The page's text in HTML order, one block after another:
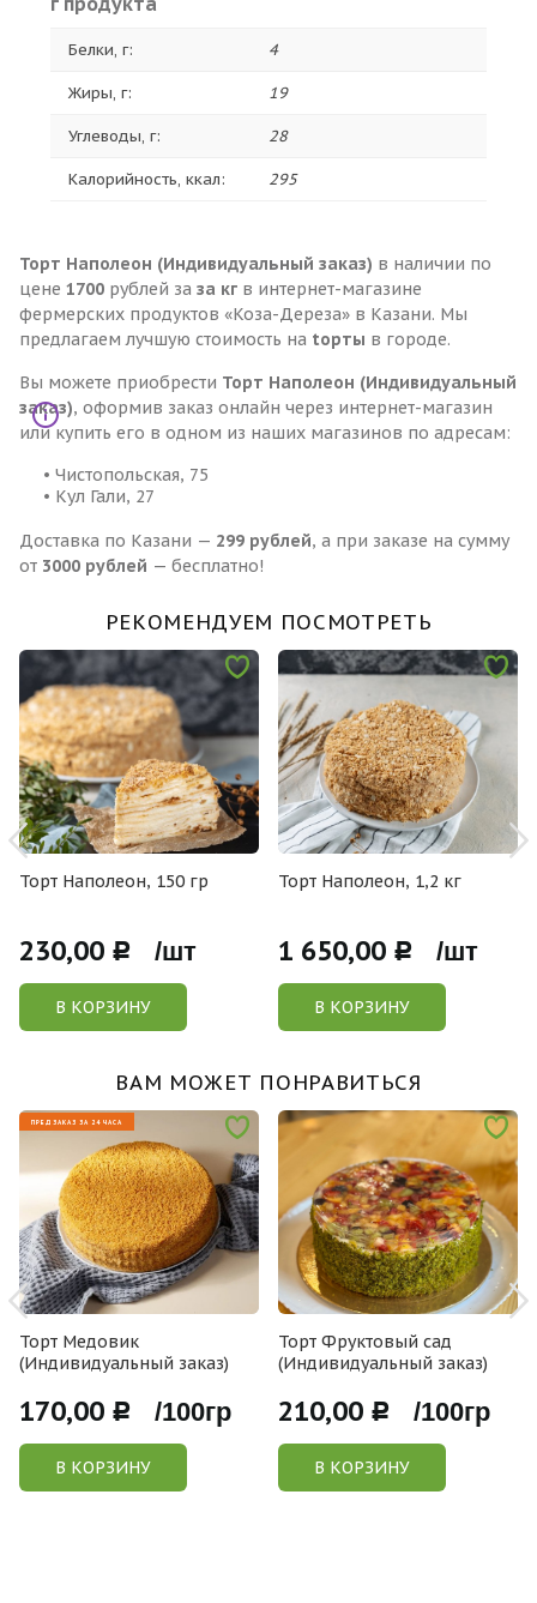
Белки, г: 4
Жиры, г: 19
Углеводы, г: 28
Калорийность, ккал: 295
Торт Наполеон (Индивидуальный заказ) в наличии по
цене 1700 рублей за за кг в интернет-магазине
фермерских продуктов «Коза-Дереза» в Казани. Мы
предлагаем лучшую стоимость на tорты в городе.
Вы можете приобрести Торт Наполеон (Индивидуальный
заказ), оформив заказ онлайн через интернет-магазин
или купить его в одном из наших магазинов по адресам:
• Чистопольская, 75
• Кул Гали, 27
Доставка по Казани — 299 рублей, а при заказе на сумму
от 3000 рублей — бесплатно!
РЕКОМЕНДУЕМ ПОСМОТРЕТЬ
Торт Наполеон, 150 гр
230,00 Р /шт
В КОРЗИНУ
Торт Наполеон, 1,2 кг
1 650,00 Р /шт
В КОРЗИНУ
ВАМ МОЖЕТ ПОНРАВИТЬСЯ
ПРЕДЗАКАЗ ЗА 24 ЧАСА
Торт Медовик
(Индивидуальный заказ)
170,00 Р /100гр
В КОРЗИНУ
Торт Фруктовый сад
(Индивидуальный заказ)
210,00 Р /100гр
В КОРЗИНУ